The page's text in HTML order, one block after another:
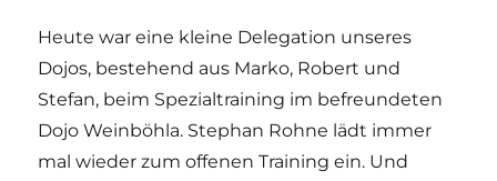
Heute war eine kleine Delegation unseres
Dojos, bestehend aus Marko, Robert und
Stefan, beim Spezialtraining im befreundeten
Dojo Weinböhla. Stephan Rohne lädt immer
mal wieder zum offenen Training ein. Und